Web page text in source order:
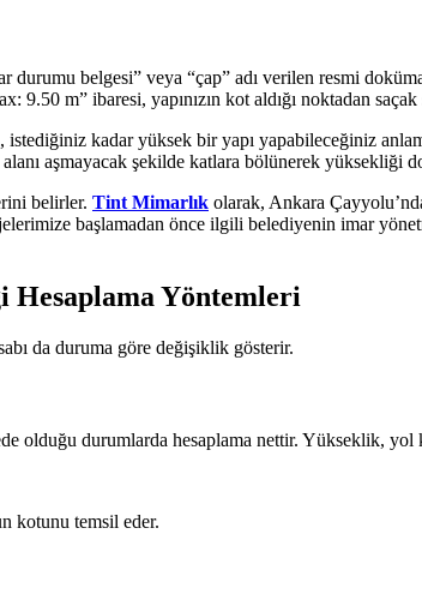
durumu belgesi” veya “çap” adı verilen resmi
m” ibaresi, yapınızın kot aldığı noktadan
istediğiniz kadar yüksek bir yapı yapabileceğiniz
aşmayacak şekilde katlara bölünerek yüksekliği
belirler. Tint Mimarlık olarak, Ankara
başlamadan önce ilgili belediyenin imar
Hesaplama Yöntemleri
da duruma göre değişiklik gösterir.
olduğu durumlarda hesaplama nettir. Yükseklik, yol
kotunu temsil eder.